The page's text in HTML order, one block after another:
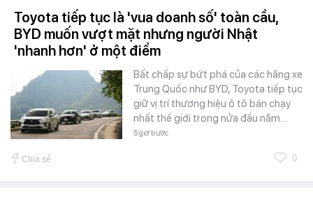
Toyota tiếp tục là 'vua doanh số' toàn cầu,
BYD muốn vượt mặt nhưng người Nhật
'nhanh hơn' ở một điểm
Bất chấp sự bứt phá của các hãng xe
Trung Quốc như BYD, Toyota tiếp tục
giữ vị trí thương hiệu ô tô bán chạy
nhất thế giới trong nửa đầu năm…
5 giờ trước
Chia sẻ 0